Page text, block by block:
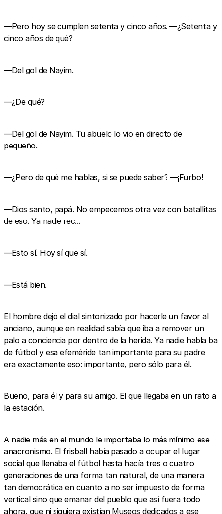
—Pero hoy se cumplen setenta y cinco años. —¿Setenta y
cinco años de qué?
—Del gol de Nayim.
—¿De qué?
—Del gol de Nayim. Tu abuelo lo vio en directo de
pequeño.
—¿Pero de qué me hablas, si se puede saber? —¡Furbo!
—Dios santo, papá. No empecemos otra vez con batallitas
de eso. Ya nadie rec...
—Esto sí. Hoy sí que sí.
—Está bien.
El hombre dejó el dial sintonizado por hacerle un favor al
anciano, aunque en realidad sabía que iba a remover un
palo a conciencia por dentro de la herida. Ya nadie habla ba
de fútbol y esa efeméride tan importante para su padre
era exactamente eso: importante, pero sólo para él.
Bueno, para él y para su amigo. El que llegaba en un rato a
la estación.
A nadie más en el mundo le importaba lo más mínimo ese
anacronismo. El frisball había pasado a ocupar el lugar
social que llenaba el fútbol hasta hacía tres o cuatro
generaciones de una forma tan natural, de una manera
tan democrática en cuanto a no ser impuesto de forma
vertical sino que emanar del pueblo que así fuera todo
ahora, que ni siquiera existían Museos dedicados a ese